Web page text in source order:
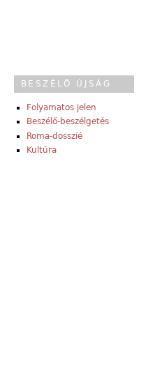
BESZÉLŐ ÚJSÁG
Folyamatos jelen
Beszélő-beszélgetés
Roma-dosszié
Kultúra